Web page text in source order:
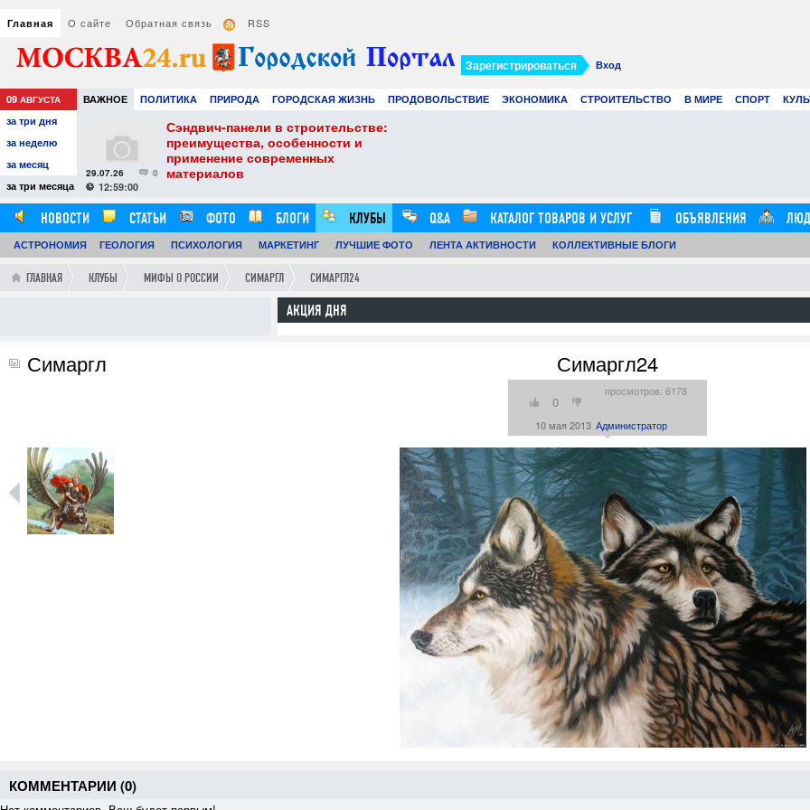
Главная О сайте Обратная связь RSS
Вход
Зарегистрироваться
09 АВГУСТА ВАЖНОЕ ПОЛИТИКА ПРИРОДА ГОРОДСКАЯ ЖИЗНЬ ПРОДОВОЛЬСТВИЕ ЭКОНОМИКА СТРОИТЕЛЬСТВО В МИРЕ СПОРТ
РАЗВЛЕЧЕНИЯ И ОТДЫХ
за три дня
за неделю
за месяц
за три месяца
советы для
0
29.07.26
12:59:00
Сэндвич-панели в строительстве:
преимущества, особенности и
применение современных
материалов
НОВОСТИ СТАТЬИ ФОТО БЛОГИ КЛУБЫ Q&A КАТАЛОГ ТОВАРОВ И УСЛУГ ОБЪЯВЛЕНИЯ
АСТРОНОМИЯ ГЕОЛОГИЯ ПСИХОЛОГИЯ МАРКЕТИНГ ЛУЧШИЕ ФОТО ЛЕНТА АКТИВНОСТИ КОЛЛЕКТИВНЫЕ БЛОГИ
ГЛАВНАЯ КЛУБЫ МИФЫ О РОССИИ СИМАРГЛ СИМАРГЛ24
АКЦИЯ ДНЯ
Симаргл Симаргл24
0
просмотров: 6178
10 мая 2013 Администратор
КОММЕНТАРИИ (0)